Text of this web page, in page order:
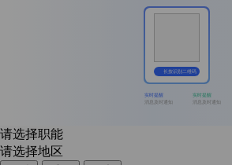
长按识别二维码
实时提醒
消息及时通知
实时提醒
消息及时通知
请选择职能
请选择地区